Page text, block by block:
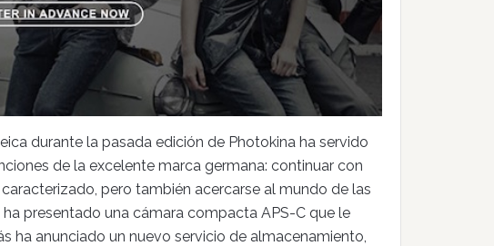
durante la pasada edición de Photokina ha servido
de la excelente marca germana: continuar con
pero también acercarse al mundo de las
presentado una cámara compacta APS-C que le
ha anunciado un nuevo servicio de almacenamiento,